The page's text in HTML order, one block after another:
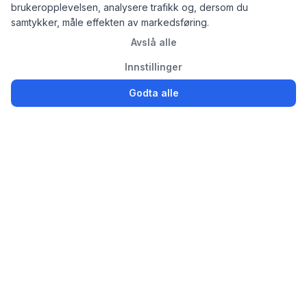
brukeropplevelsen, analysere trafikk og, dersom du
samtykker, måle effekten av markedsføring.
Avslå alle
Innstillinger
Godta alle